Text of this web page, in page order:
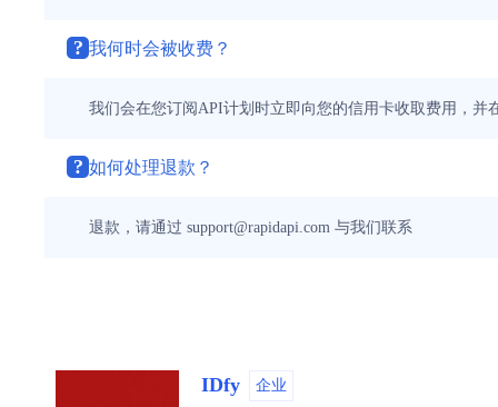
? 我何时会被收费？
我们会在您订阅API计划时立即向您的信用卡收取费用，并
? 如何处理退款？
退款，请通过 support@rapidapi.com 与我们联系
IDfy 企业